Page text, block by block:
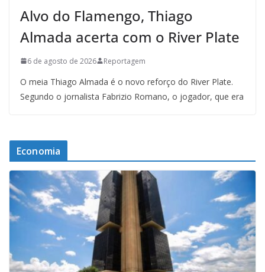
Alvo do Flamengo, Thiago
Almada acerta com o River Plate
6 de agosto de 2026 Reportagem
O meia Thiago Almada é o novo reforço do River Plate.
Segundo o jornalista Fabrizio Romano, o jogador, que era
Economia